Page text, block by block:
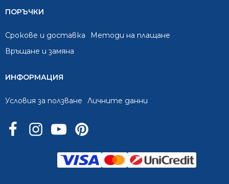
ПОРЪЧКИ
Срокове и доставка
Методи на плащане
Връщане и замяна
ИНФОРМАЦИЯ
Условия за ползване Личните данни